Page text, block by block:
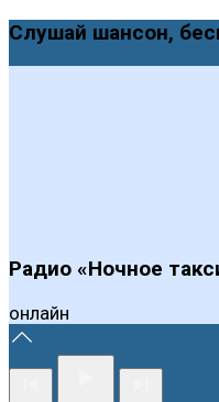
Слушай шансон,
Радио «Ночное
онлайн